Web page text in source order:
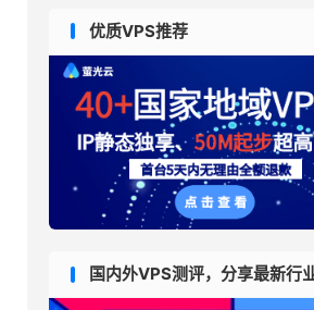
优质VPS推荐
国内外VPS测评，分享最新行